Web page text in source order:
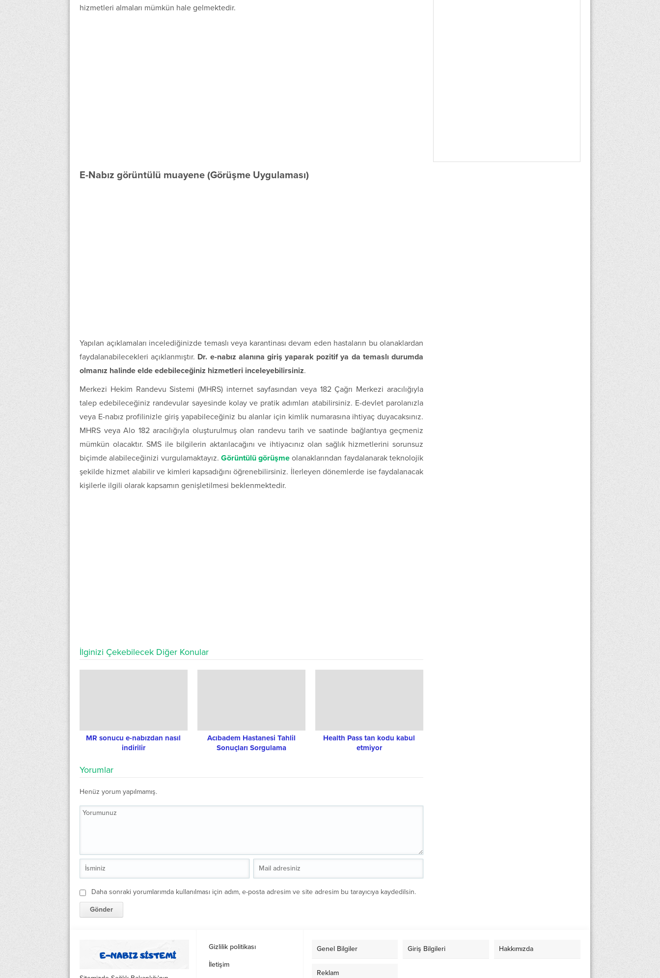
hizmetleri almaları mümkün hale gelmektedir.
E-Nabız görüntülü muayene (Görüşme Uygulaması)
Yapılan açıklamaları incelediğinizde temaslı veya karantinası devam eden hastaların bu olanaklardan
faydalanabilecekleri açıklanmıştır. Dr. e-nabız alanına giriş yaparak pozitif ya da temaslı durumda
olmanız halinde elde edebileceğiniz hizmetleri inceleyebilirsiniz.
Merkezi Hekim Randevu Sistemi (MHRS) internet sayfasından veya 182 Çağrı Merkezi aracılığıyla
talep edebileceğiniz randevular sayesinde kolay ve pratik adımları atabilirsiniz. E-devlet parolanızla
veya E-nabız profilinizle giriş yapabileceğiniz bu alanlar için kimlik numarasına ihtiyaç duyacaksınız.
MHRS veya Alo 182 aracılığıyla oluşturulmuş olan randevu tarih ve saatinde bağlantıya geçmeniz
mümkün olacaktır. SMS ile bilgilerin aktarılacağını ve ihtiyacınız olan sağlık hizmetlerini sorunsuz
biçimde alabileceğinizi vurgulamaktayız. Görüntülü görüşme olanaklarından faydalanarak teknolojik
şekilde hizmet alabilir ve kimleri kapsadığını öğrenebilirsiniz. İlerleyen dönemlerde ise faydalanacak
kişilerle ilgili olarak kapsamın genişletilmesi beklenmektedir.
İlginizi Çekebilecek Diğer Konular
MR sonucu e-nabızdan nasıl
indirilir
Acıbadem Hastanesi Tahlil
Sonuçları Sorgulama
Health Pass tan kodu kabul
etmiyor
Yorumlar
Henüz yorum yapılmamış.
Daha sonraki yorumlarımda kullanılması için adım, e-posta adresim ve site adresim bu tarayıcıya kaydedilsin.
Gizlilik politikası
İletişim
Genel Bilgiler Giriş Bilgileri Hakkımızda
Reklam